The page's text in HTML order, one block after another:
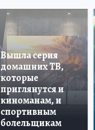
Вышла серия
домашних ТВ,
которые
приглянутся и
киноманам, и
спортивным
болельщикам